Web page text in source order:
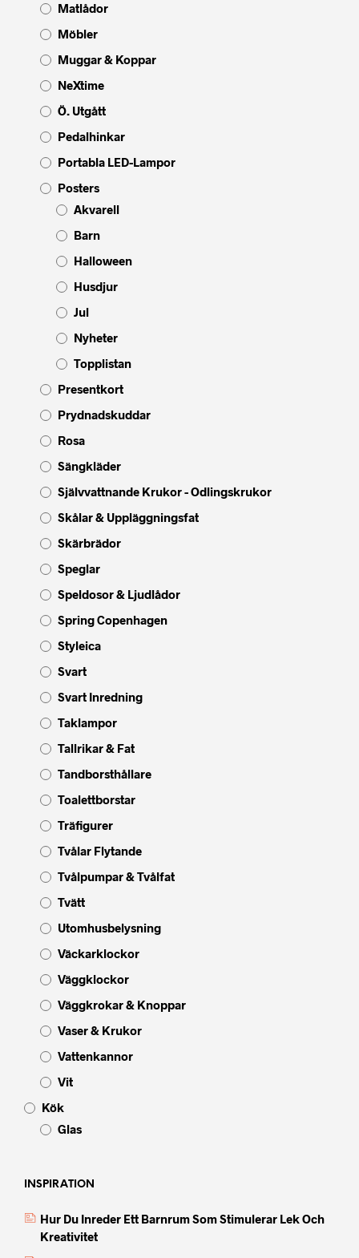
Matlådor
Möbler
Muggar & Koppar
NeXtime
Ö. Utgått
Pedalhinkar
Portabla LED-Lampor
Posters
Akvarell
Barn
Halloween
Husdjur
Jul
Nyheter
Topplistan
Presentkort
Prydnadskuddar
Rosa
Sängkläder
Självvattnande Krukor - Odlingskrukor
Skålar & Uppläggningsfat
Skärbrädor
Speglar
Speldosor & Ljudlådor
Spring Copenhagen
Styleica
Svart
Svart Inredning
Taklampor
Tallrikar & Fat
Tandborsthållare
Toalettborstar
Träfigurer
Tvålar Flytande
Tvålpumpar & Tvålfat
Tvätt
Utomhusbelysning
Väckarklockor
Väggklockor
Väggkrokar & Knoppar
Vaser & Krukor
Vattenkannor
Vit
Kök
Glas
INSPIRATION
Hur Du Inreder Ett Barnrum Som Stimulerar Lek Och
Kreativitet